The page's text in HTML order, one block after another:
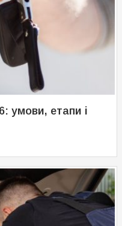
умови, етапи і